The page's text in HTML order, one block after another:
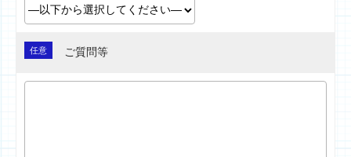
任意 ご質問等